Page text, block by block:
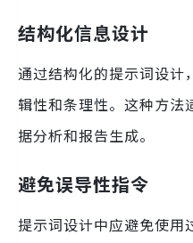
结构化信息设计
通过结构化的提示词设计
辑性和条理性。这种方法
据分析和报告生成。
避免误导性指令
提示词设计中应避免使用